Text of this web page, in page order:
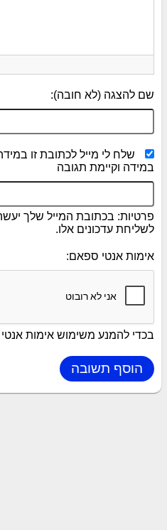
שם להצגה (לא חובה):
שלח לי מייל לכתובת זו
במידה וקיימת תגובה
פרטיות: בכתובת המייל שלך
לשליחת עדכונים אלו.
אימות אנטי ספאם:
בכדי להמנע משימוש אימות